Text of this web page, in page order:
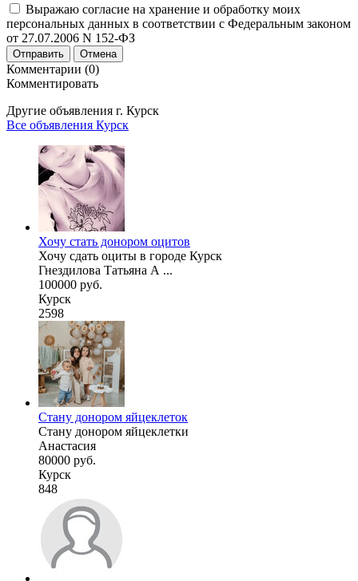
Выражаю согласие на хранение и обработку моих
персональных данных в соответствии с Федеральным законом
от 27.07.2006 N 152-ФЗ
Отправить Отмена
Комментарии (0)
Комментировать
Другие объявления г. Курск
Все объявления Курск
Хочу стать донором оцитов
Хочу сдать оциты в городе Курск
Гнездилова Татьяна А ...
100000 руб.
Курск
2598
Стану донором яйцеклеток
Стану донором яйцеклетки
Анастасия
80000 руб.
Курск
848